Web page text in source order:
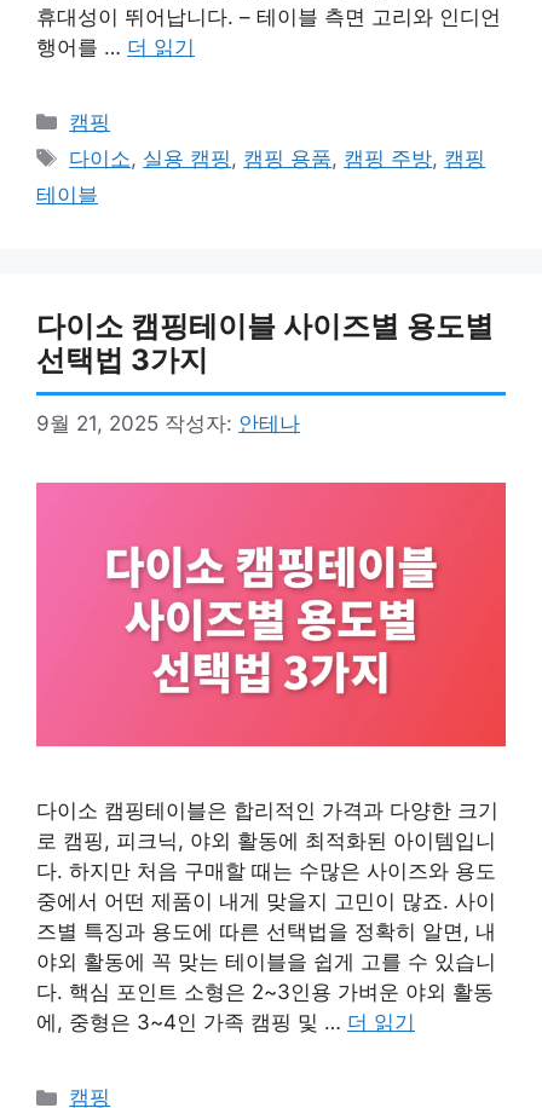
휴대성이 뛰어납니다. – 테이블 측면 고리와 인디언
행어를 … 더 읽기
카
테
고
리
캠핑
태
그
다이소, 실용 캠핑 , 캠핑 용품, 캠핑 주방, 캠핑
테이블
다이소 캠핑테이블 사이즈별 용도별
선택법 3가지
9월 21, 2025 작성자: 안테나
다이소 캠핑테이블은 합리적인 가격과 다양한 크기
로 캠핑, 피크닉, 야외 활동에 최적화된 아이템입니
다. 하지만 처음 구매할 때는 수많은 사이즈와 용도
중에서 어떤 제품이 내게 맞을지 고민이 많죠. 사이
즈별 특징과 용도에 따른 선택법을 정확히 알면, 내
야외 활동에 꼭 맞는 테이블을 쉽게 고를 수 있습니
다. 핵심 포인트 소형은 2~3인용 가벼운 야외 활동
에, 중형은 3~4인 가족 캠핑 및 … 더 읽기
카
캠핑